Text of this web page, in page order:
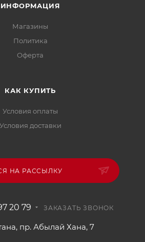
ИНФОРМАЦИЯ
Магазины
Политика
Офертa
КАК КУПИТЬ
Условия оплаты
Условия доставки
НА РАССЫЛКУ
20 79 ЗАКАЗАТЬ ЗВОНОК
пр. Абылай Хана, 7